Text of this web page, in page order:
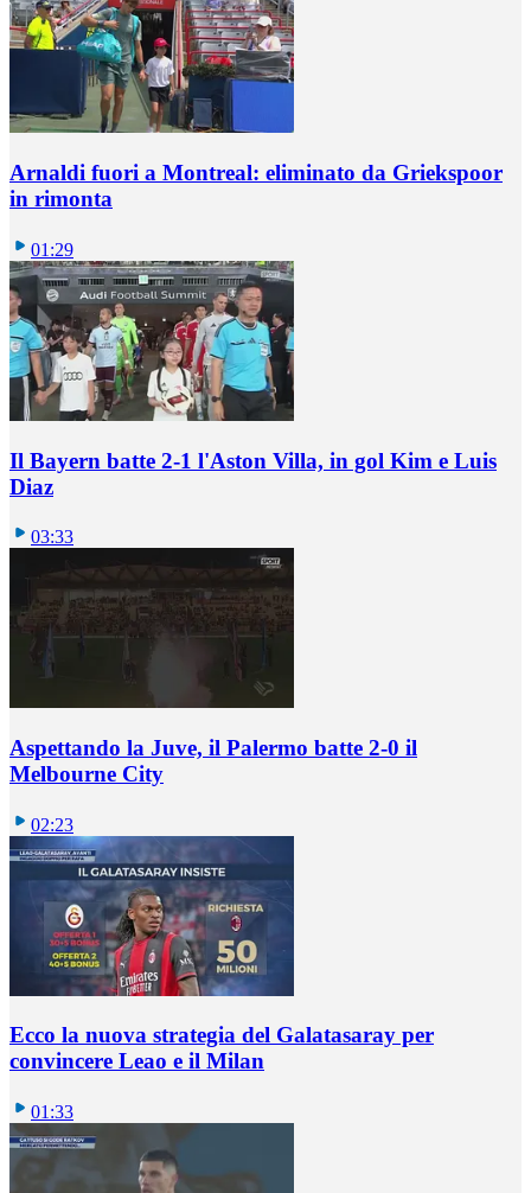
Arnaldi fuori a Montreal: eliminato da Griekspoor
in rimonta
01:29
Il Bayern batte 2-1 l'Aston Villa, in gol Kim e Luis
Diaz
03:33
Aspettando la Juve, il Palermo batte 2-0 il
Melbourne City
02:23
Ecco la nuova strategia del Galatasaray per
convincere Leao e il Milan
01:33